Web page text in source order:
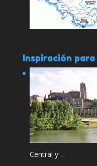
Inspiración
Central y …